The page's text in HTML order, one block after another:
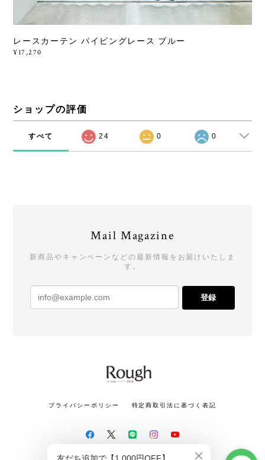
レースカーテン パイピングレース ブルー
¥17,270
ショップの評価
すべて 24 0 0
Mail Magazine
新商品やキャンペーンなどの最新情報をお届けいたしま
す。
登録
プライバシーポリシー 特定商取引法に基づく表記